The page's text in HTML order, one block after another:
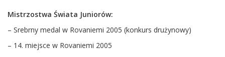
Mistrzostwa Świata Juniorów:
– Srebrny medal w Rovaniemi 2005 (konkurs drużynowy)
– 14. miejsce w Rovaniemi 2005